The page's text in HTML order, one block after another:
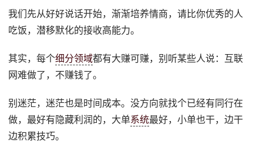
我们先从好好说话开始，渐渐培养情商，请比你优秀的人
吃饭，潜移默化的接收高能力。
其实，每个细分领域都有大赚可赚，别听某些人说：互联
网难做了，不赚钱了。
别迷茫，迷茫也是时间成本。没方向就找个已经有同行在
做，最好有隐藏利润的，大单系统最好，小单也干，边干
边积累技巧。